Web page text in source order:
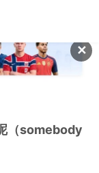
✕
（somebody